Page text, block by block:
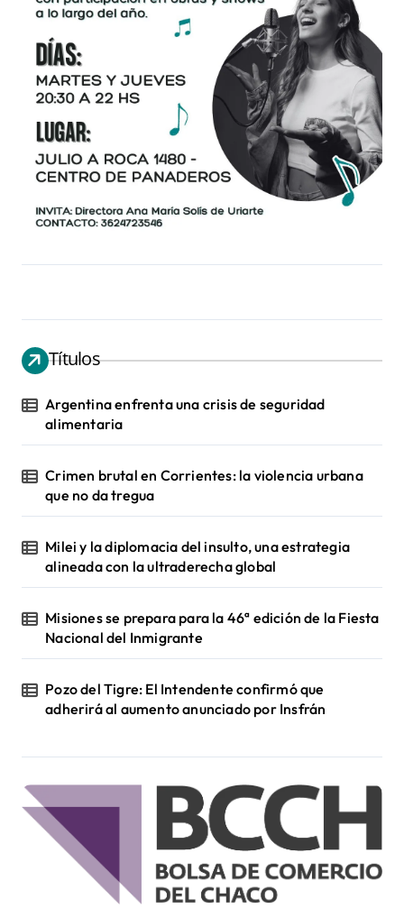
Títulos
Argentina enfrenta una crisis de seguridad
alimentaria
Crimen brutal en Corrientes: la violencia urbana
que no da tregua
Milei y la diplomacia del insulto, una estrategia
alineada con la ultraderecha global
Misiones se prepara para la 46ª edición de la Fiesta
Nacional del Inmigrante
Pozo del Tigre: El Intendente confirmó que
adherirá al aumento anunciado por Insfrán